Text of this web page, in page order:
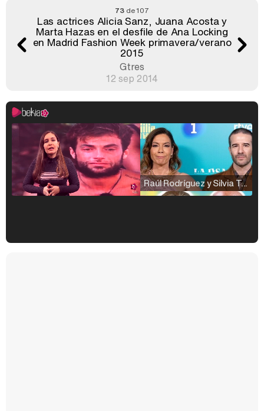
73de 107
Las actrices Alicia Sanz, Juana Acosta y
Marta Hazas en el desfile de Ana Locking
en Madrid Fashion Week primavera/verano
2015
Gtres
12 sep 2014
Raúl Rodríguez y Silvia Taulés nos cuentan su papel en 'La familia de la tele'